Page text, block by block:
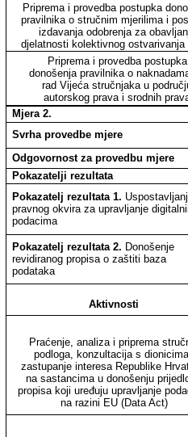
Priprema i provedba postupka
pravilnika o stručnim mjerilima i
izdavanja odobrenja za
djelatnosti kolektivnog ostvarivanja
Priprema i provedba postupka
donošenja pravilnika o
rad Vijeća stručnjaka u
autorskog prava i srodnih
Mjera 2.
Svrha provedbe mjere
Odgovornost za provedbu mjere
Pokazatelji rezultata
Pokazatelj rezultata 1.
pravnog okvira za upravljanje
podacima
Pokazatelj rezultata 2. Donošenje
revidiranog propisa o zaštiti baza
podataka
Aktivnosti
Praćenje, analiza i priprema
podloga, konzultacija s
zastupanje interesa Republike
na sastancima u donošenju
propisa koji uređuju upravljanje
na razini EU (Data Act)